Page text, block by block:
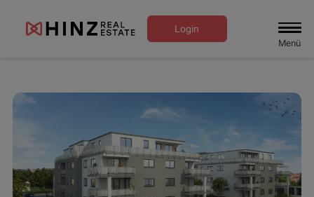
Login